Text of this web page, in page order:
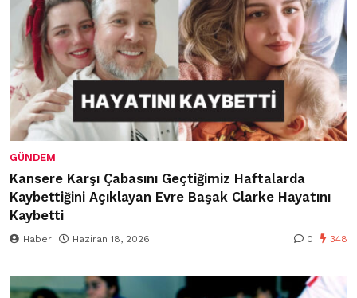
GÜNDEM
Kansere Karşı Çabasını Geçtiğimiz Haftalarda
Kaybettiğini Açıklayan Evre Başak Clarke Hayatını
Kaybetti
Haber Haziran 18, 2026 0 348